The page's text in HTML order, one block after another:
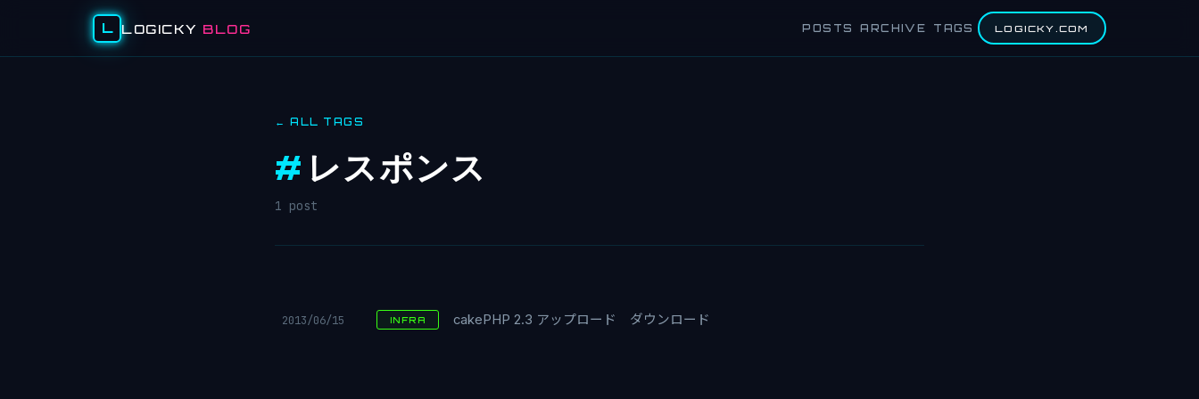
L LOGICKY BLOG POSTS ARCHIVE TAGS LOGICKY.COM
← ALL TAGS
# レスポンス
1 post
2013/06/15 INFRA cakePHP 2.3 アップロード ダウンロード